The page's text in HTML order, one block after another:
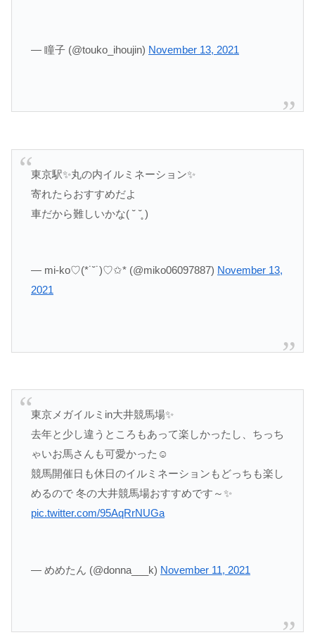
— 瞳子 (@touko_ihoujin) November 13, 2021
東京駅✨丸の内イルミネーション✨
寄れたらおすすめだよ
車だから難しいかな( ˘ ˘̥ )
— mi-ko♡(*˙˘˙)♡✩* (@miko06097887) November 13,
2021
東京メガイルミin大井競馬場✨
去年と少し違うところもあって楽しかったし、ちっち
ゃいお馬さんも可愛かった☺️
競馬開催日も休日のイルミネーションもどっちも楽し
めるので 冬の大井競馬場おすすめです～✨
pic.twitter.com/95AqRrNUGa
— めめたん (@donna___k) November 11, 2021